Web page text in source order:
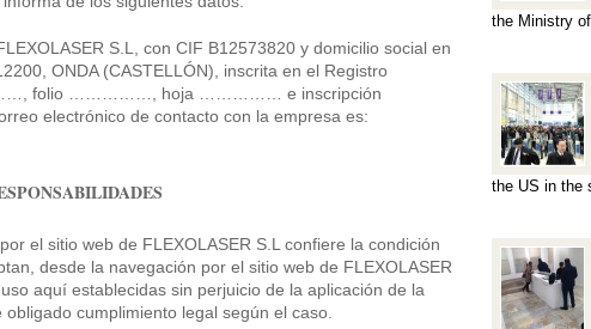
S.L, con CIF B12573820 y domicilio social en
ONDA (CASTELLÓN), inscrita en el Registro
folio ……………, hoja …………… e inscripción
electrónico de contacto con la empresa es:
el sitio web de FLEXOLASER S.L confiere la condición
desde la navegación por el sitio web de FLEXOLASER
aquí establecidas sin perjuicio de la aplicación de la
cumplimiento legal según el caso.
the Ministry
the US in the